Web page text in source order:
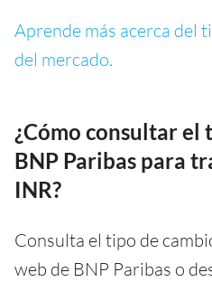
Aprende más acerca del
del mercado.
¿Cómo consultar el
BNP Paribas para
INR?
Consulta el tipo de
web de BNP Paribas o